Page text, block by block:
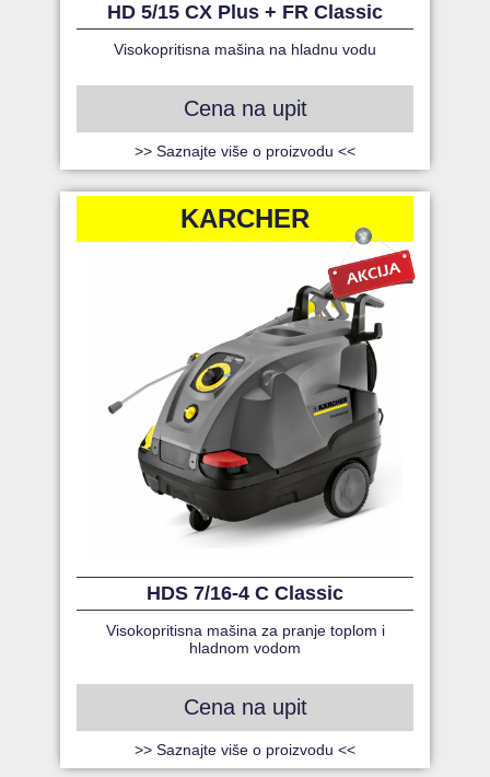
HD 5/15 CX Plus + FR Classic
Visokopritisna mašina na hladnu vodu
Cena na upit
>> Saznajte više o proizvodu <<
KARCHER
HDS 7/16-4 C Classic
Visokopritisna mašina za pranje toplom i
hladnom vodom
Cena na upit
>> Saznajte više o proizvodu <<